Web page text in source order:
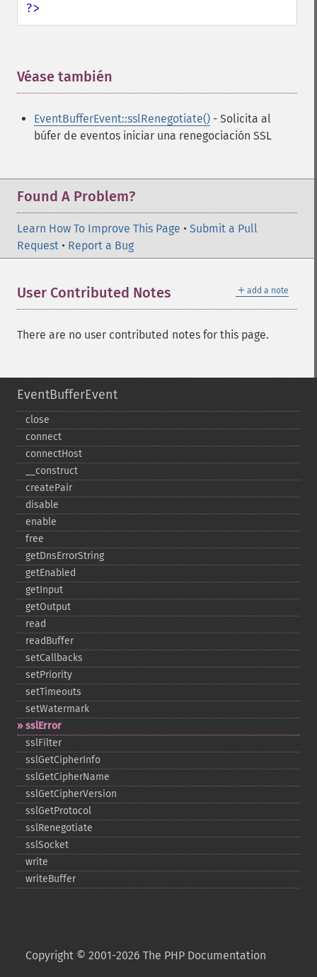
?>
Véase también
EventBufferEvent::sslRenegotiate() - Solicita al
búfer de eventos iniciar una renegociación SSL
Found A Problem?
Learn How To Improve This Page • Submit a Pull
Request • Report a Bug
＋ add a note
User Contributed Notes
There are no user contributed notes for this page.
EventBufferEvent
close
connect
connectHost
_​_​construct
createPair
disable
enable
free
getDnsErrorString
getEnabled
getInput
getOutput
read
readBuffer
setCallbacks
setPriority
setTimeouts
setWatermark
sslError
sslFilter
sslGetCipherInfo
sslGetCipherName
sslGetCipherVersion
sslGetProtocol
sslRenegotiate
sslSocket
write
writeBuffer
Copyright © 2001-2026 The PHP Documentation